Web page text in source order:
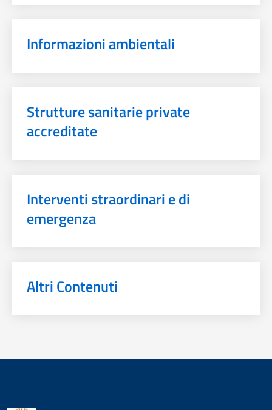
Informazioni ambientali
Strutture sanitarie private
accreditate
Interventi straordinari e di
emergenza
Altri Contenuti